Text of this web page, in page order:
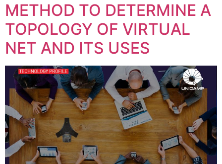
METHOD TO DETERMINE A
TOPOLOGY OF VIRTUAL
NET AND ITS USES